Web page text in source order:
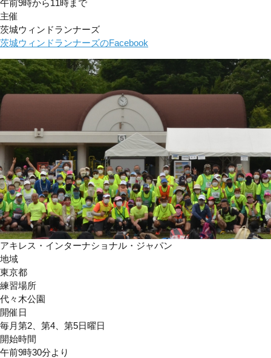
午前9時から11時まで
主催
茨城ウィンドランナーズ
茨城ウィンドランナーズのFacebook
アキレス・インターナショナル・ジャパン
地域
東京都
練習場所
代々木公園
開催日
毎月第2、第4、第5日曜日
開始時間
午前9時30分より